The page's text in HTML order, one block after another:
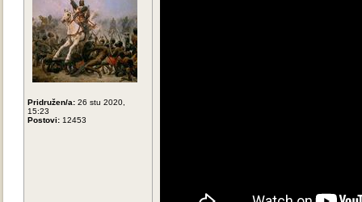
Pridružen/a: 26 stu 2020,
15:23
Postovi: 12453